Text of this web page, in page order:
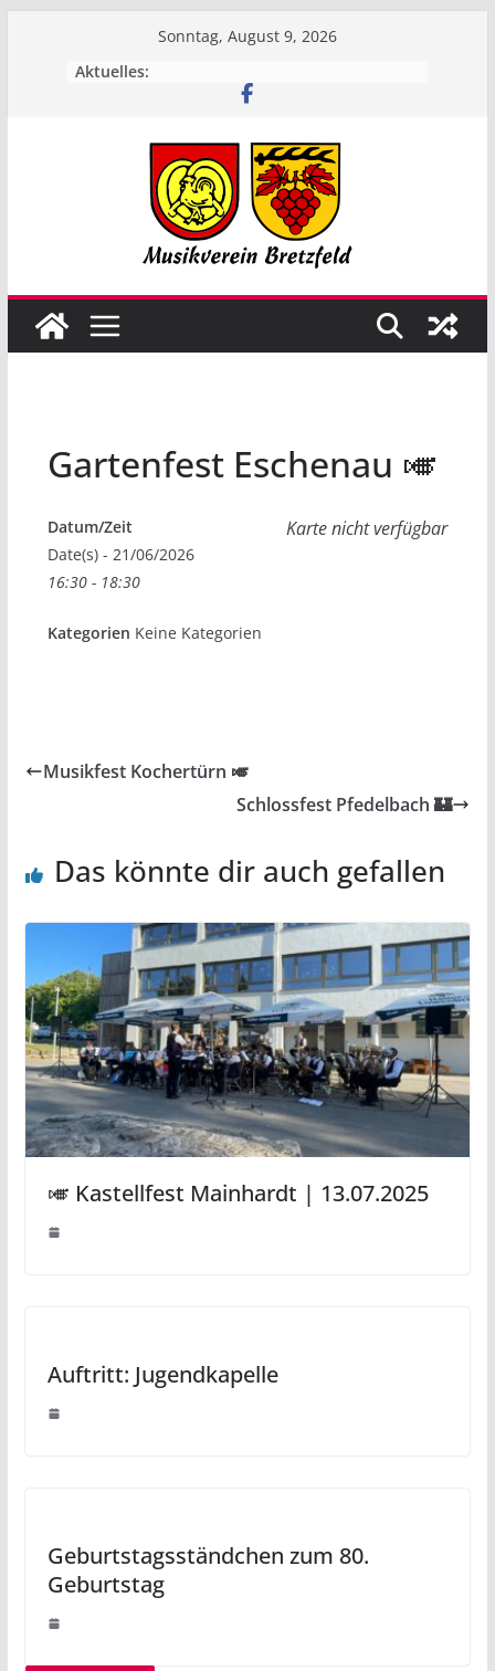
Sonntag, August 9, 2026
Aktuelles:
Gartenfest Eschenau 🎺
Karte nicht verfügbar
Datum/Zeit
Date(s) - 21/06/2026
16:30 - 18:30
Kategorien Keine Kategorien
Musikfest Kochertürn 🎺
Schlossfest Pfedelbach 🏰
Das könnte dir auch gefallen
🎺 Kastellfest Mainhardt | 13.07.2025
Auftritt: Jugendkapelle
Geburtstagsständchen zum 80.
Geburtstag